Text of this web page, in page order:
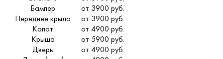
Бампер
от 3900 руб.
Переднее крыло
от 3900 руб.
Капот
от 4900 руб.
Крыша
от 5900 руб.
Дверь
от 4900 руб.